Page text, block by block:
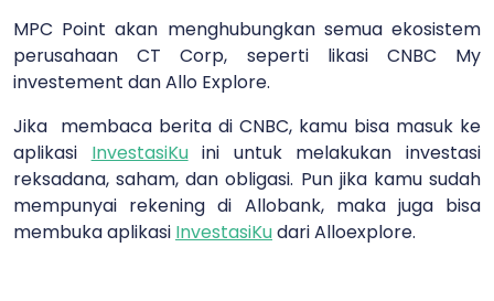
MPC Point akan menghubungkan semua ekosistem
perusahaan CT Corp, seperti likasi CNBC My
investement dan Allo Explore.
Jika membaca berita di CNBC, kamu bisa masuk ke
aplikasi InvestasiKuini untuk melakukan investasi
reksadana, saham, dan obligasi. Pun jika kamu sudah
mempunyai rekening di Allobank, maka juga bisa
membuka aplikasi InvestasiKudari Alloexplore.